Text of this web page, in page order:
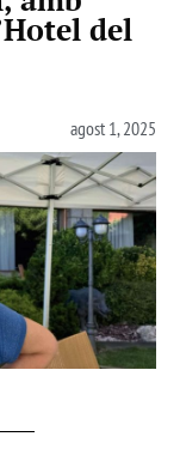
del
agost 1, 2025